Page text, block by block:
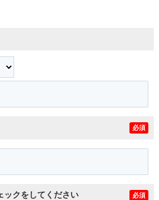
必須
ックをしてください 必須